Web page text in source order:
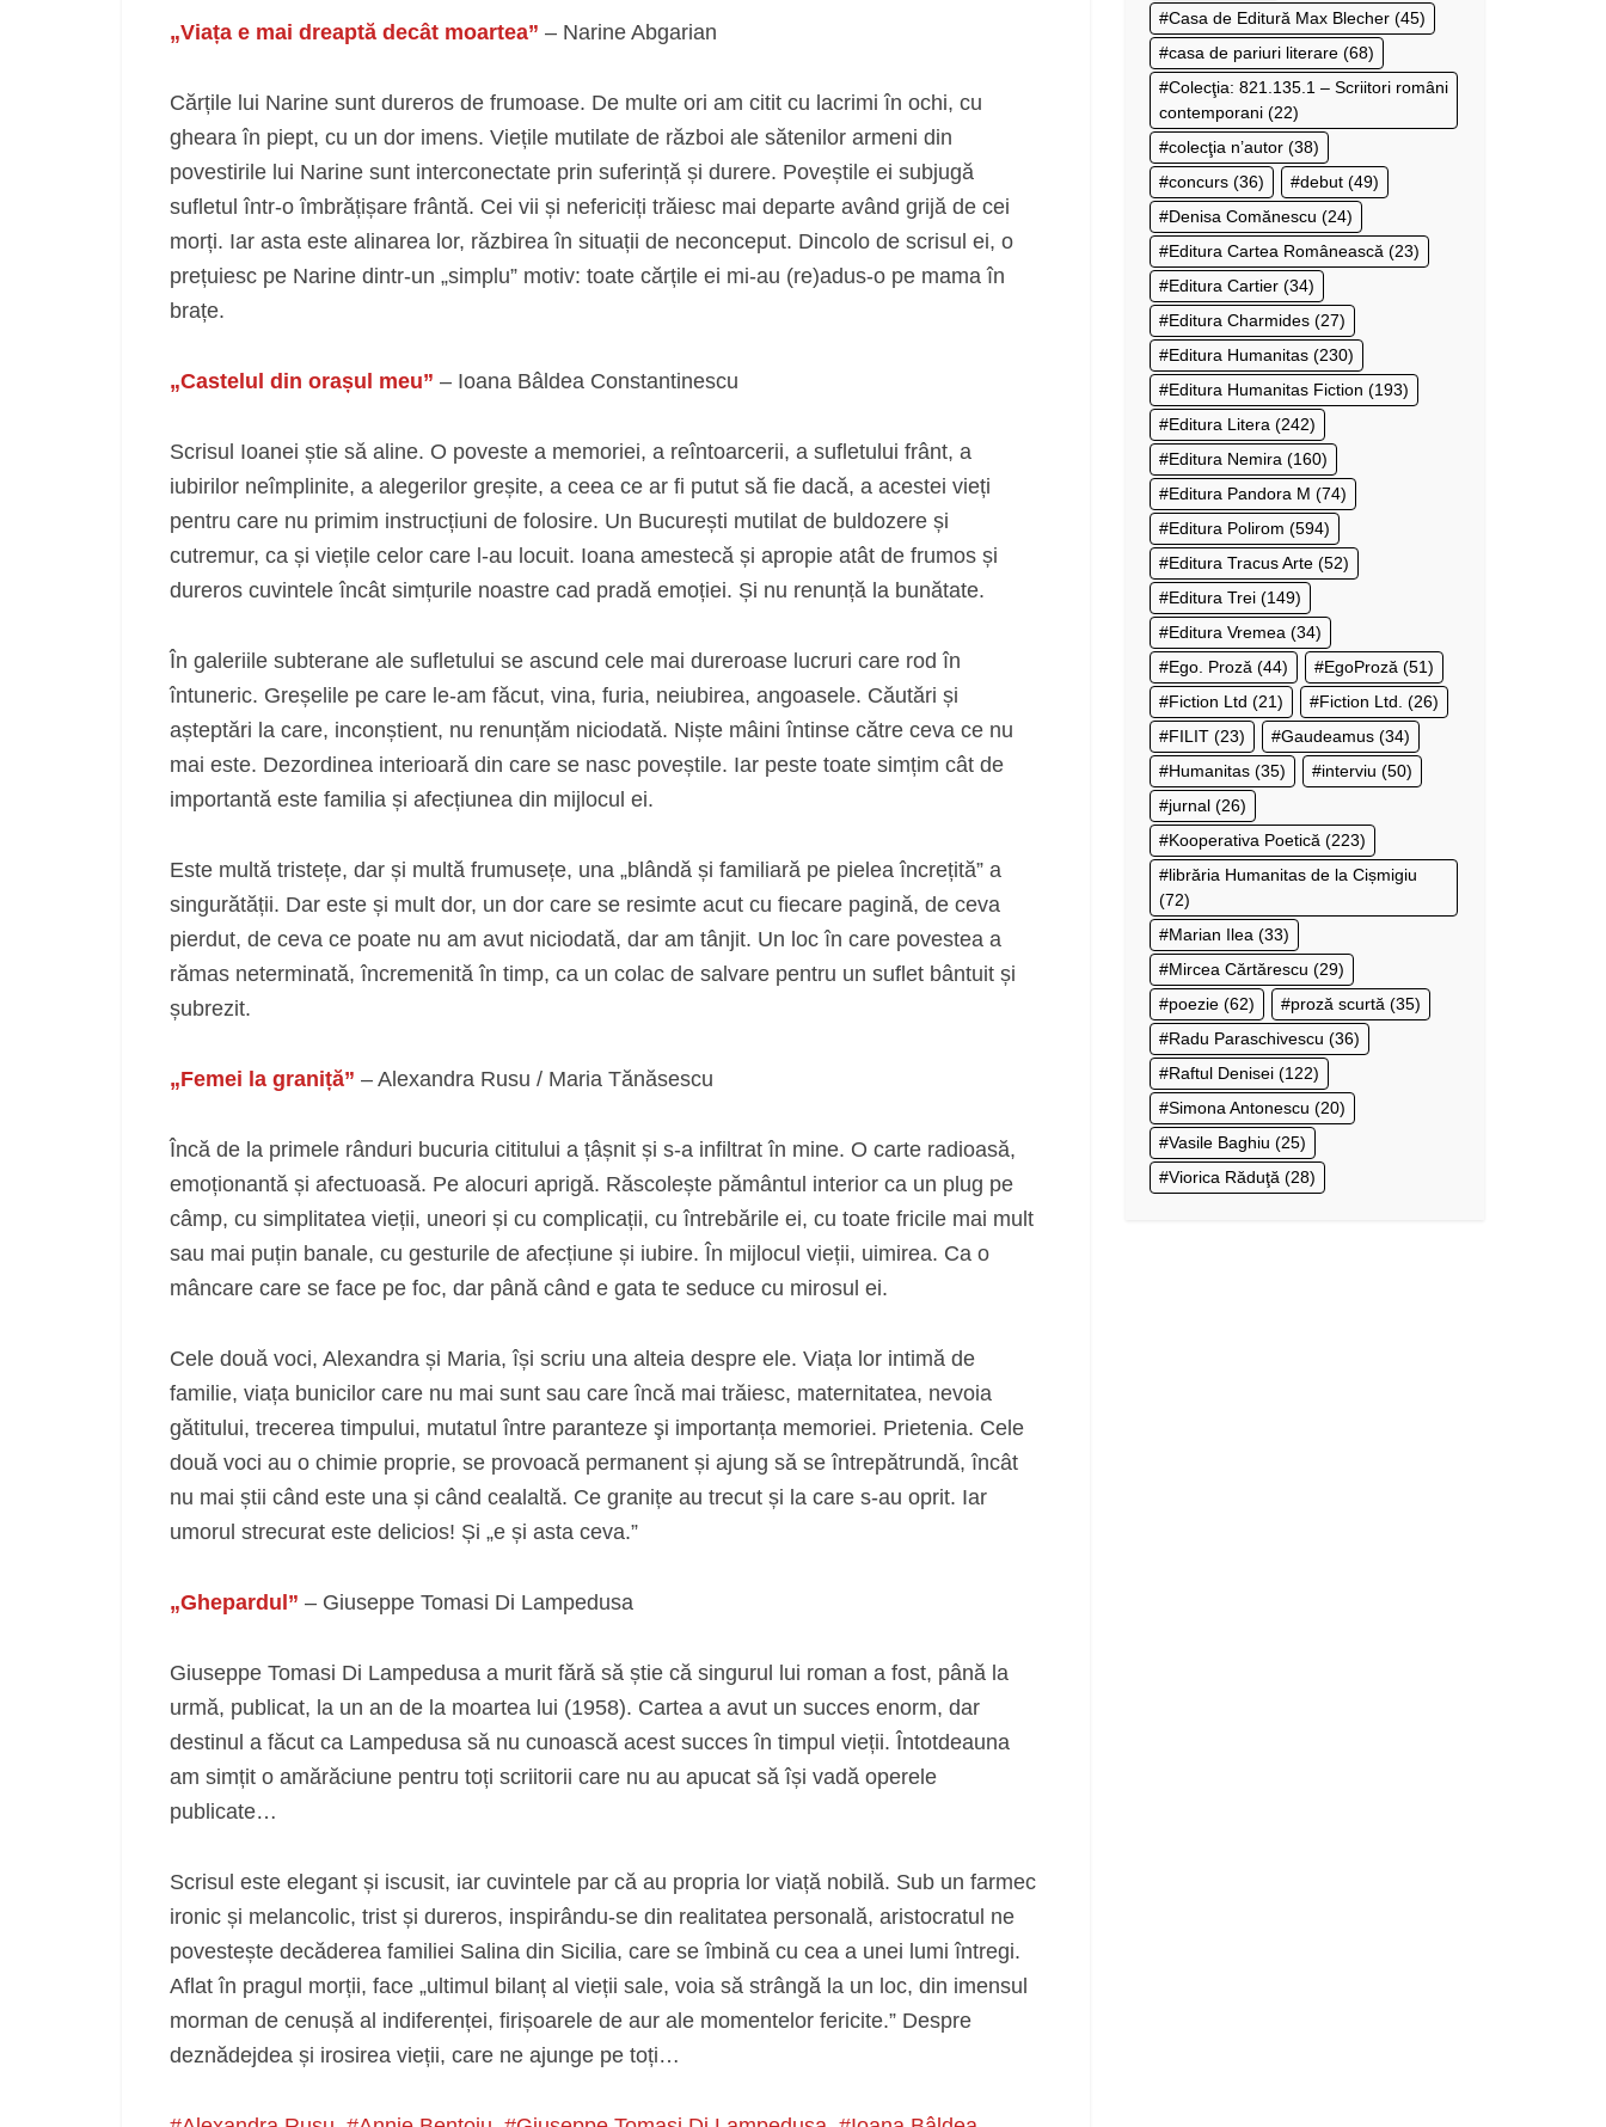
„Viața e mai dreaptă decât moartea” – Narine Abgarian
Cărțile lui Narine sunt dureros de frumoase. De multe ori am citit cu lacrimi în ochi, cu
gheara în piept, cu un dor imens. Viețile mutilate de război ale sătenilor armeni din
povestirile lui Narine sunt interconectate prin suferință și durere. Poveștile ei subjugă
sufletul într-o îmbrățișare frântă. Cei vii și nefericiți trăiesc mai departe având grijă de cei
morți. Iar asta este alinarea lor, răzbirea în situații de neconceput. Dincolo de scrisul ei, o
prețuiesc pe Narine dintr-un „simplu” motiv: toate cărțile ei mi-au (re)adus-o pe mama în
brațe.
„Castelul din orașul meu” – Ioana Bâldea Constantinescu
Scrisul Ioanei știe să aline. O poveste a memoriei, a reîntoarcerii, a sufletului frânt, a
iubirilor neîmplinite, a alegerilor greșite, a ceea ce ar fi putut să fie dacă, a acestei vieți
pentru care nu primim instrucțiuni de folosire. Un București mutilat de buldozere și
cutremur, ca și viețile celor care l-au locuit. Ioana amestecă și apropie atât de frumos și
dureros cuvintele încât simțurile noastre cad pradă emoției. Și nu renunță la bunătate.
În galeriile subterane ale sufletului se ascund cele mai dureroase lucruri care rod în
întuneric. Greșelile pe care le-am făcut, vina, furia, neiubirea, angoasele. Căutări și
așteptări la care, inconștient, nu renunțăm niciodată. Niște mâini întinse către ceva ce nu
mai este. Dezordinea interioară din care se nasc poveștile. Iar peste toate simțim cât de
importantă este familia și afecțiunea din mijlocul ei.
Este multă tristețe, dar și multă frumusețe, una „blândă și familiară pe pielea încrețită” a
singurătății. Dar este și mult dor, un dor care se resimte acut cu fiecare pagină, de ceva
pierdut, de ceva ce poate nu am avut niciodată, dar am tânjit. Un loc în care povestea a
rămas neterminată, încremenită în timp, ca un colac de salvare pentru un suflet bântuit și
șubrezit.
„Femei la graniță” – Alexandra Rusu / Maria Tănăsescu
Încă de la primele rânduri bucuria cititului a țâșnit și s-a infiltrat în mine. O carte radioasă,
emoționantă și afectuoasă. Pe alocuri aprigă. Răscolește pământul interior ca un plug pe
câmp, cu simplitatea vieții, uneori și cu complicații, cu întrebările ei, cu toate fricile mai mult
sau mai puțin banale, cu gesturile de afecțiune și iubire. În mijlocul vieții, uimirea. Ca o
mâncare care se face pe foc, dar până când e gata te seduce cu mirosul ei.
Cele două voci, Alexandra și Maria, își scriu una alteia despre ele. Viața lor intimă de
familie, viața bunicilor care nu mai sunt sau care încă mai trăiesc, maternitatea, nevoia
gătitului, trecerea timpului, mutatul între paranteze şi importanța memoriei. Prietenia. Cele
două voci au o chimie proprie, se provoacă permanent și ajung să se întrepătrundă, încât
nu mai știi când este una și când cealaltă. Ce granițe au trecut și la care s-au oprit. Iar
umorul strecurat este delicios! Și „e și asta ceva.”
„Ghepardul” – Giuseppe Tomasi Di Lampedusa
Giuseppe Tomasi Di Lampedusa a murit fără să știe că singurul lui roman a fost, până la
urmă, publicat, la un an de la moartea lui (1958). Cartea a avut un succes enorm, dar
destinul a făcut ca Lampedusa să nu cunoască acest succes în timpul vieții. Întotdeauna
am simțit o amărăciune pentru toți scriitorii care nu au apucat să își vadă operele
publicate…
Scrisul este elegant și iscusit, iar cuvintele par că au propria lor viață nobilă. Sub un farmec
ironic și melancolic, trist și dureros, inspirându-se din realitatea personală, aristocratul ne
povestește decăderea familiei Salina din Sicilia, care se îmbină cu cea a unei lumi întregi.
Aflat în pragul morții, face „ultimul bilanț al vieții sale, voia să strângă la un loc, din imensul
morman de cenușă al indiferenței, firișoarele de aur ale momentelor fericite.” Despre
deznădejdea și irosirea vieții, care ne ajunge pe toți…
Casa de Editură Max Blecher (45)
casa de pariuri literare (68)
Colecţia: 821.135.1 – Scriitori români
contemporani (22)
colecţia n’autor (38)
concurs (36) debut (49)
Denisa Comănescu (24)
Editura Cartea Românească (23)
Editura Cartier (34)
Editura Charmides (27)
Editura Humanitas (230)
Editura Humanitas Fiction (193)
Editura Litera (242)
Editura Nemira (160)
Editura Pandora M (74)
Editura Polirom (594)
Editura Tracus Arte (52)
Editura Trei (149)
Editura Vremea (34)
Ego. Proză (44) EgoProză (51)
Fiction Ltd (21) Fiction Ltd. (26)
FILIT (23) Gaudeamus (34)
Humanitas (35) interviu (50)
jurnal (26)
Kooperativa Poetică (223)
librăria Humanitas de la Cișmigiu
(72)
Marian Ilea (33)
Mircea Cărtărescu (29)
poezie (62) proză scurtă (35)
Radu Paraschivescu (36)
Raftul Denisei (122)
Simona Antonescu (20)
Vasile Baghiu (25)
Viorica Răduţă (28)